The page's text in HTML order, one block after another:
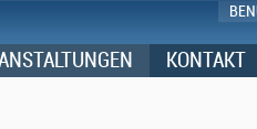
KONTAKT